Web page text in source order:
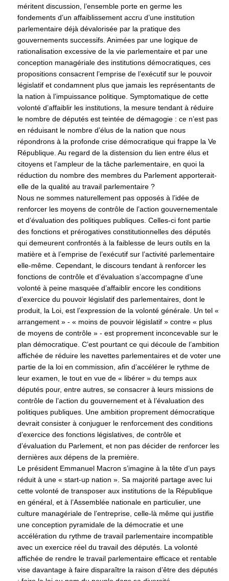
méritent discussion, l’ensemble porte en germe les
fondements d’un affaiblissement accru d’une institution
parlementaire déjà dévalorisée par la pratique des
gouvernements successifs. Animées par une logique de
rationalisation excessive de la vie parlementaire et par une
conception managériale des institutions démocratiques, ces
propositions consacrent l’emprise de l’exécutif sur le pouvoir
législatif et condamnent plus que jamais les représentants de
la nation à l’impuissance politique. Symptomatique de cette
volonté d’affaiblir les institutions, la mesure tendant à réduire
le nombre de députés est teintée de démagogie : ce n’est pas
en réduisant le nombre d’élus de la nation que nous
répondrons à la profonde crise démocratique qui frappe la Ve
République. Au regard de la distension du lien entre élus et
citoyens et l’ampleur de la tâche parlementaire, en quoi la
réduction du nombre des membres du Parlement apporterait-
elle de la qualité au travail parlementaire ?
Nous ne sommes naturellement pas opposés à l’idée de
renforcer les moyens de contrôle de l’action gouvernementale
et d’évaluation des politiques publiques. Celles-ci font partie
des fonctions et prérogatives constitutionnelles des députés
qui demeurent confrontés à la faiblesse de leurs outils en la
matière et à l’emprise de l’exécutif sur l’activité parlementaire
elle-même. Cependant, le discours tendant à renforcer les
fonctions de contrôle et d’évaluation s’accompagne d’une
volonté à peine masquée d’affaiblir encore les conditions
d’exercice du pouvoir législatif des parlementaires, dont le
produit, la Loi, est l’expression de la volonté générale. Un tel «
arrangement » - « moins de pouvoir législatif » contre « plus
de moyens de contrôle » - est proprement inconcevable sur le
plan démocratique. C’est pourtant ce qui découle de l’ambition
affichée de réduire les navettes parlementaires et de voter une
partie de la loi en commission, afin d’accélérer le rythme de
leur examen, le tout en vue de « libérer » du temps aux
députés pour, entre autres, se consacrer à leurs missions de
contrôle de l’action du gouvernement et à l’évaluation des
politiques publiques. Une ambition proprement démocratique
devrait consister à conjuguer le renforcement des conditions
d’exercice des fonctions législatives, de contrôle et
d’évaluation du Parlement, et non pas décider de renforcer les
dernières aux dépens de la première.
Le président Emmanuel Macron s’imagine à la tête d’un pays
réduit à une « start-up nation ». Sa majorité partage avec lui
cette volonté de transposer aux institutions de la République
en général, et à l’Assemblée nationale en particulier, une
culture managériale de l’entreprise, celle-là même qui justifie
une conception pyramidale de la démocratie et une
accélération du rythme de travail parlementaire incompatible
avec un exercice réel du travail des députés. La volonté
affichée de rendre le travail parlementaire efficace et rentable
vise davantage à faire disparaître la raison d’être des députés